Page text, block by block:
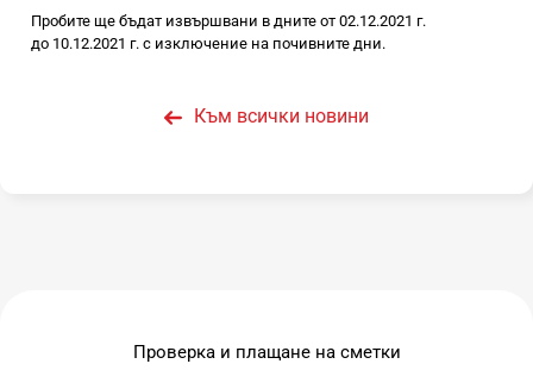
Пробите ще бъдат извършвани в дните от 02.12.2021 г.
до 10.12.2021 г. с изключение на почивните дни.
Към всички новини
Проверка и плащане на сметки